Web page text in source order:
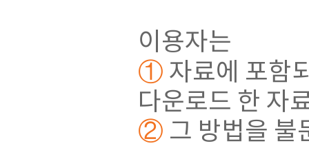
이용자는
① 자료에 포함
다운로드 한 자
② 그 방법을 불